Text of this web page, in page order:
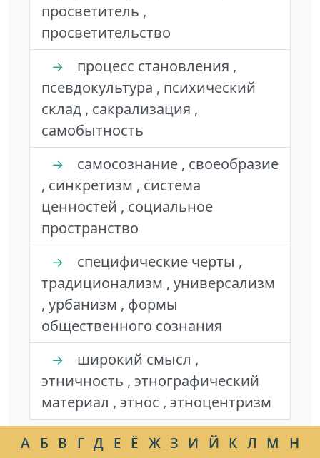
просветитель ,
просветительство
→
процесс становления ,
псевдокультура , психический
склад , сакрализация ,
самобытность
→
самосознание , своеобразие
, синкретизм , система
ценностей , социальное
пространство
→
специфические черты ,
традиционализм , универсализм
, урбанизм , формы
общественного сознания
→
широкий смысл ,
этничность , этнографический
материал , этнос , этноцентризм
А Б В Г Д Е Ё Ж З И Й К Л М
Н